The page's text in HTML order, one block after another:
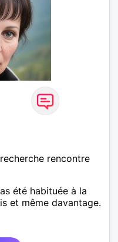
rencontre
été habituée à la
et même davantage.